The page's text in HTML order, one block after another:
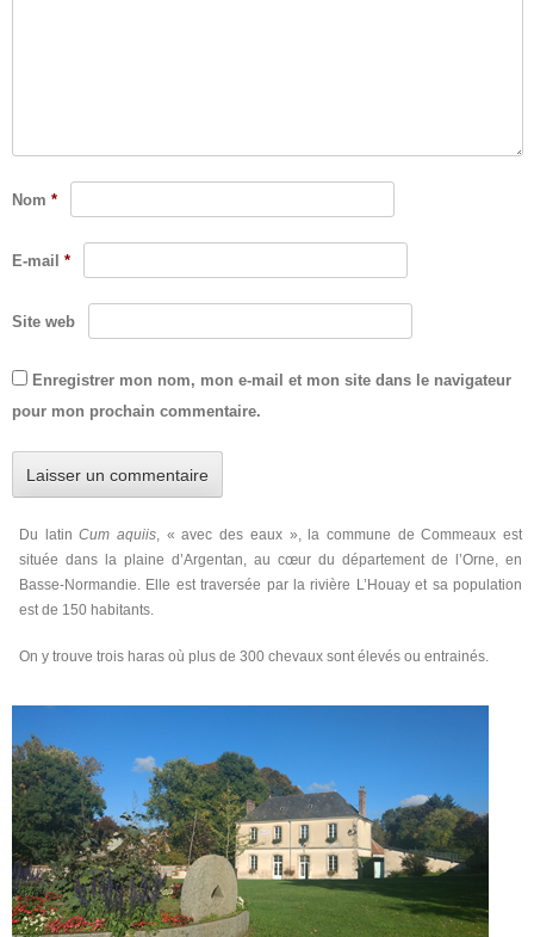
Nom *
E-mail *
Site web
Enregistrer mon nom, mon e-mail et mon site dans le navigateur
pour mon prochain commentaire.
Du latinCum aquiis, « avec des eaux », la commune de Commeaux est
située dans la plaine d’Argentan, au cœur du département de l’Orne, en
Basse-Normandie. Elle est traversée par la rivière L’Houay et sa population
est de 150 habitants.
On y trouve trois haras où plus de 300 chevaux sont élevés ou entrainés.